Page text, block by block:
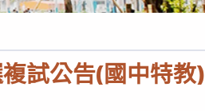
試公告(國中特教)